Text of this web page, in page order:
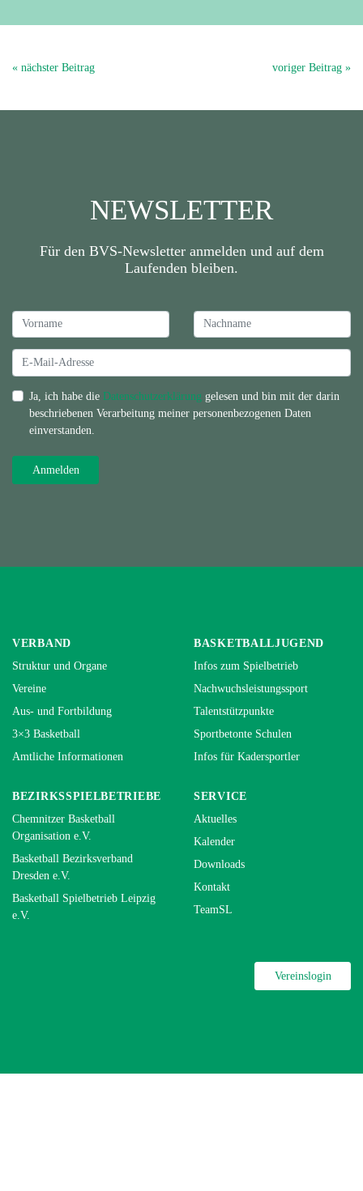
« nächster Beitrag voriger Beitrag »
NEWSLETTER
Für den BVS-Newsletter anmelden und auf dem
Laufenden bleiben.
Ja, ich habe die Datenschutzerklärung gelesen und bin mit der darin
beschriebenen Verarbeitung meiner personenbezogenen Daten
einverstanden.
VERBAND
Struktur und Organe
Vereine
Aus- und Fortbildung
3×3 Basketball
Amtliche Informationen
BASKETBALLJUGEND
Infos zum Spielbetrieb
Nachwuchsleistungssport
Talentstützpunkte
Sportbetonte Schulen
Infos für Kadersportler
BEZIRKSSPIELBETRIEBE
Chemnitzer Basketball
Organisation e.V.
Basketball Bezirksverband
Dresden e.V.
Basketball Spielbetrieb Leipzig
e.V.
SERVICE
Aktuelles
Kalender
Downloads
Kontakt
TeamSL
Vereinslogin